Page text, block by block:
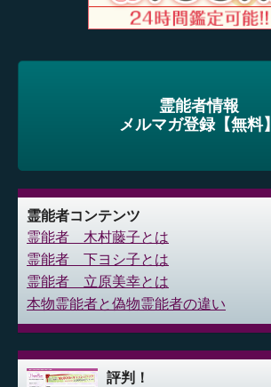
霊能者情報
メルマガ登録【無料】
霊能者コンテンツ
霊能者 木村藤子とは
霊能者 下ヨシ子とは
霊能者 立原美幸とは
本物霊能者と偽物霊能者の違い
評判！